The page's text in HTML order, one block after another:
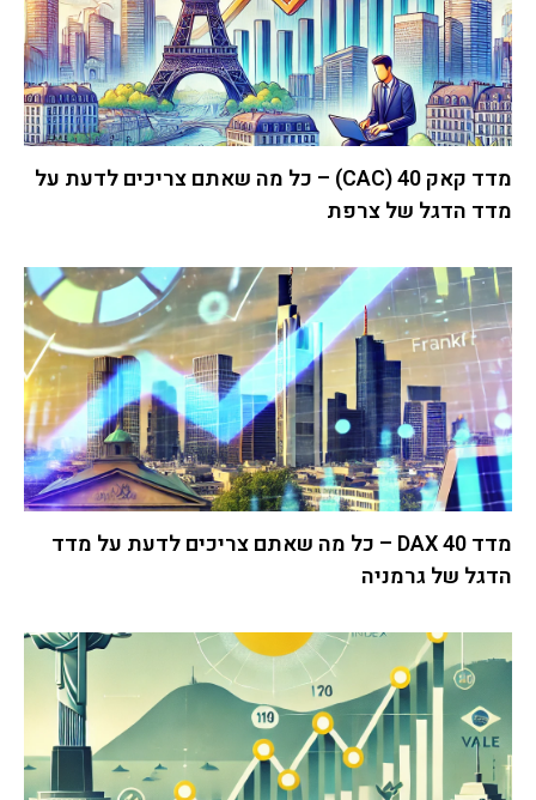
מדד קאק 40 (CAC) – כל מה שאתם צריכים לדעת על
מדד הדגל של צרפת
מדד DAX 40 – כל מה שאתם צריכים לדעת על מדד
הדגל של גרמניה